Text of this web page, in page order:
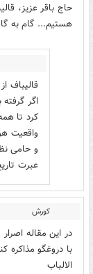
حاج باقر عزیز،
هستیم... گام به
قالیباف
اگر
کرد تا
واقعیت
و حامی
عبرت
کورش
در این مقاله
با دروغگو مذاکره
الالباب